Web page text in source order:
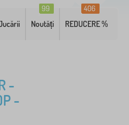
Noutăți
99
REDUCERE %
406
-
-